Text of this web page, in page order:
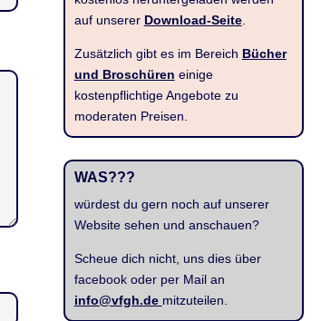
auf unserer Download-Seite.
Zusätzlich gibt es im Bereich Bücher
und Broschüren einige
kostenpflichtige Angebote zu
moderaten Preisen.
WAS???
würdest du gern noch auf unserer
Website sehen und anschauen?
Scheue dich nicht, uns dies über
facebook oder per Mail an
info@vfgh.de mitzuteilen.